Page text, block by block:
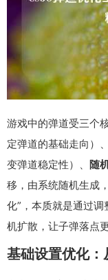
游戏中的弹道受三个
定弹道的基础走向）、
变弹道稳定性）、 随
移，由系统随机生成
化”，本质就是通过
机扩散，让子弹落点更
基础设置优化